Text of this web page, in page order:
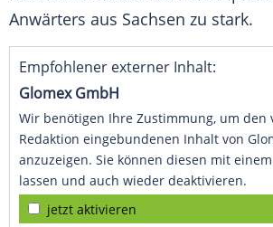
Anwärters aus Sachsen zu stark.
Empfohlener externer Inhalt:
Glomex GmbH
Wir benötigen Ihre Zustimmung, um den
Redaktion eingebundenen Inhalt von
anzuzeigen. Sie können diesen mit
lassen und auch wieder deaktivieren.
jetzt aktivieren